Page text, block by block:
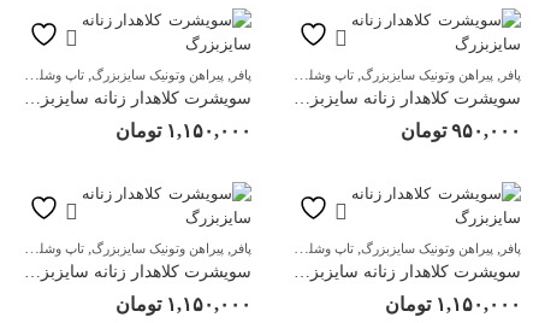
پافر , پیراهن وتونیک سایزبزرگ, تاپ وشلوارک سایزبزرگ ,سویشرت وهودی ,لباس زنانه سایزبزرگ
سویشرت کلاهدار زنانه سایزبزرگ
۹۵۰,۰۰۰ تومان
پافر , پیراهن وتونیک سایزبزرگ, تاپ وشلوارک سایزبزرگ
سویشرت کلاهدار زنانه سایزبزرگ
۱,۱۵۰,۰۰۰ تومان
پافر , پیراهن وتونیک سایزبزرگ, تاپ وشلوارک سایزبزرگ ,سویشرت وهودی ,لباس زنانه سایزبزرگ
سویشرت کلاهدار زنانه سایزبزرگ
۱,۱۵۰,۰۰۰ تومان
پافر , پیراهن وتونیک سایزبزرگ, تاپ وشلوارک سایزبزرگ
سویشرت کلاهدار زنانه سایزبزرگ
۱,۱۵۰,۰۰۰ تومان